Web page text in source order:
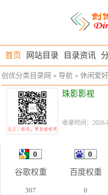
首页 网站目录 目录资讯
创优分类目录网 » 导航 » 休闲爱好
珠影影视
收录时间：2026-
谷歌权重 百度权重
307 0